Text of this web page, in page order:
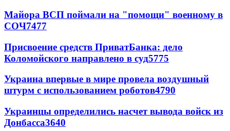
Майора ВСП поймали на "помощи" военному в
СОЧ7477
Присвоение средств ПриватБанка: дело
Коломойского направлено в суд5775
Украина впервые в мире провела воздушный
штурм с использованием роботов4790
Украинцы определились насчет вывода войск из
Донбасса3640